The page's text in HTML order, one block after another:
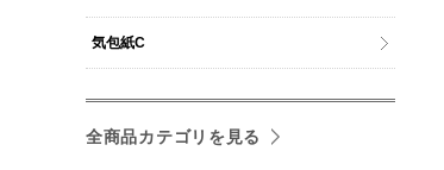
気包紙C
全商品カテゴリを見る